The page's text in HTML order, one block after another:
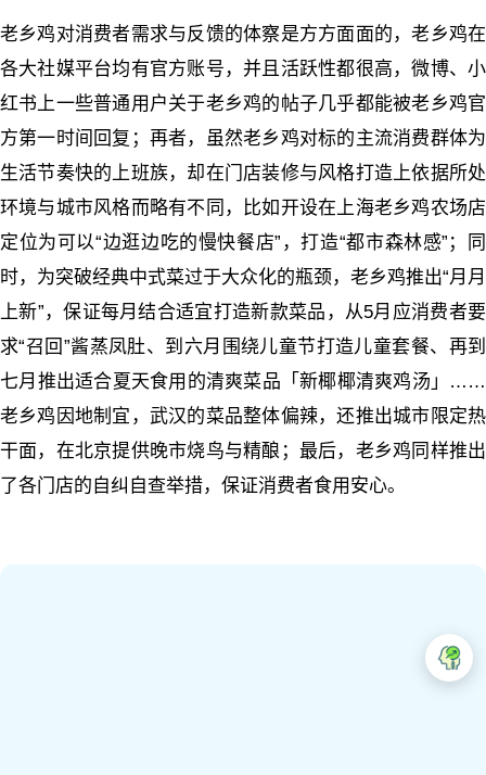
老乡鸡对消费者需求与反馈的体察是方方面面的，老乡鸡在
各大社媒平台均有官方账号，并且活跃性都很高，微博、小
红书上一些普通用户关于老乡鸡的帖子几乎都能被老乡鸡官
方第一时间回复；再者，虽然老乡鸡对标的主流消费群体为
生活节奏快的上班族，却在门店装修与风格打造上依据所处
环境与城市风格而略有不同，比如开设在上海老乡鸡农场店
定位为可以“边逛边吃的慢快餐店”，打造“都市森林感”；同
时，为突破经典中式菜过于大众化的瓶颈，老乡鸡推出“月月
上新”，保证每月结合适宜打造新款菜品，从5月应消费者要
求“召回”酱蒸凤肚、到六月围绕儿童节打造儿童套餐、再到
七月推出适合夏天食用的清爽菜品「新椰椰清爽鸡汤」……
老乡鸡因地制宜，武汉的菜品整体偏辣，还推出城市限定热
干面，在北京提供晚市烧鸟与精酿；最后，老乡鸡同样推出
了各门店的自纠自查举措，保证消费者食用安心。